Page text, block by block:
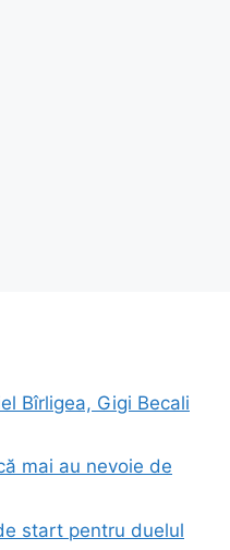
Bîrligea, Gigi Becali
mai au nevoie de
start pentru duelul